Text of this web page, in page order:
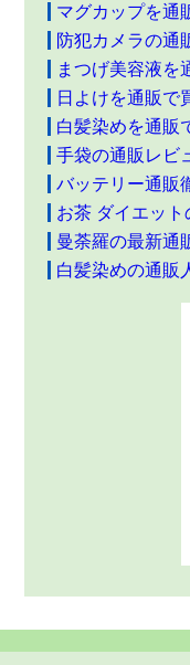
マグカップを通
防犯カメラの通
まつげ美容液を
日よけを通販で
白髪染めを通販
手袋の通販レビ
バッテリー通販
お茶 ダイエッ
曼荼羅の最新通
白髪染めの通販